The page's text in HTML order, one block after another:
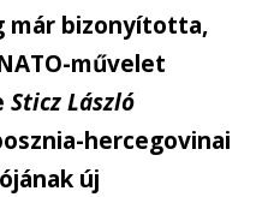
már bizonyította,
művelet
Sticz László
hercegovinai
új